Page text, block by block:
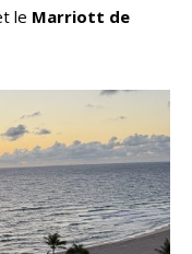
le Marriott de